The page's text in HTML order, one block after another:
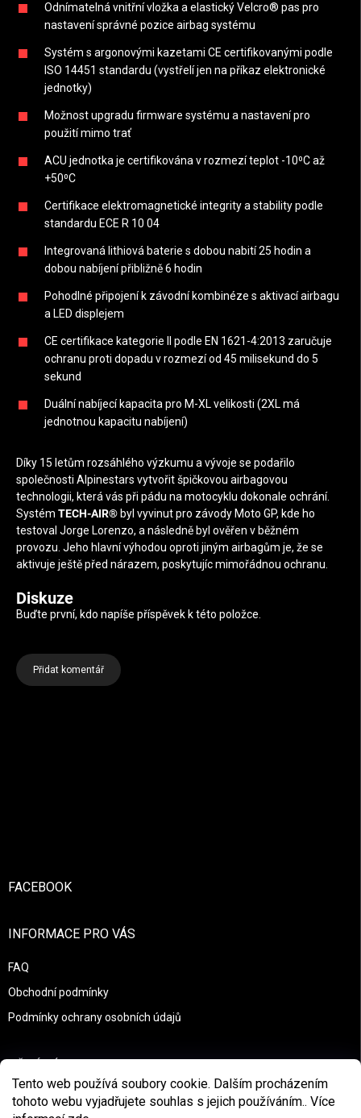
Tento web používá soubory cookie. Dalším procházením
tohoto webu vyjadřujete souhlas s jejich používáním.. Více
Odnímatelná vnitřní vložka a elastický Velcro® pas pro
nastavení správné pozice airbag systému
Systém s argonovými kazetami CE certifikovanými podle
ISO 14451 standardu (vystřelí jen na příkaz elektronické
jednotky)
Možnost upgradu firmware systému a nastavení pro
použití mimo trať
ACU jednotka je certifikována v rozmezí teplot -10⁰C až
+50⁰C
Certifikace elektromagnetické integrity a stability podle
standardu ECE R 10 04
Integrovaná lithiová baterie s dobou nabití 25 hodin a
dobou nabíjení přibližně 6 hodin
Pohodlné připojení k závodní kombinéze s aktivací airbagu
a LED displejem
CE certifikace kategorie II podle EN 1621-4:2013 zaručuje
ochranu proti dopadu v rozmezí od 45 milisekund do 5
sekund
Duální nabíjecí kapacita pro M-XL velikosti (2XL má
jednotnou kapacitu nabíjení)
Díky 15 letům rozsáhlého výzkumu a vývoje se podařilo
společnosti Alpinestars vytvořit špičkovou airbagovou
technologii, která vás při pádu na motocyklu dokonale ochrání.
Systém TECH-AIR® byl vyvinut pro závody Moto GP, kde ho
testoval Jorge Lorenzo, a následně byl ověřen v běžném
provozu. Jeho hlavní výhodou oproti jiným airbagům je, že se
aktivuje ještě před nárazem, poskytujíc mimořádnou ochranu.
Diskuze
Buďte první, kdo napíše příspěvek k této položce.
Přidat komentář
FACEBOOK
INFORMACE PRO VÁS
FAQ
Obchodní podmínky
Podmínky ochrany osobních údajů